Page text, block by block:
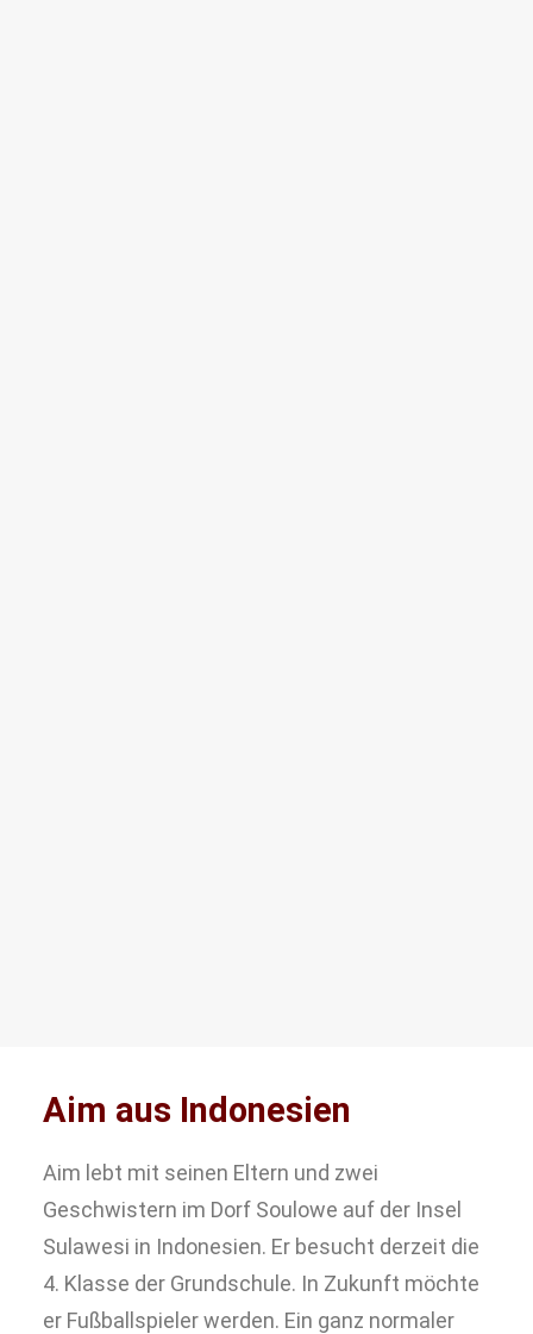
Aim aus Indonesien
Aim lebt mit seinen Eltern und zwei
Geschwistern im Dorf Soulowe auf der Insel
Sulawesi in Indonesien. Er besucht derzeit die
4. Klasse der Grundschule. In Zukunft möchte
er Fußballspieler werden. Ein ganz normaler